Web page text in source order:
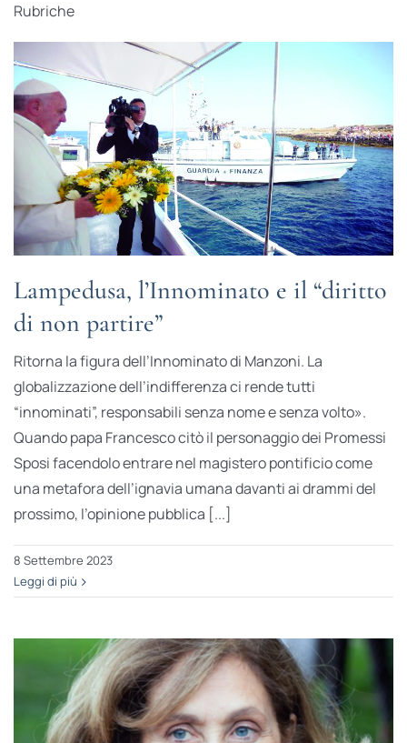
Rubriche
Lampedusa, l’Innominato e il “diritto
di non partire”
Ritorna la figura dell’Innominato di Manzoni. La
globalizzazione dell’indifferenza ci rende tutti
“innominati”, responsabili senza nome e senza volto».
Quando papa Francesco citò il personaggio dei Promessi
Sposi facendolo entrare nel magistero pontificio come
una metafora dell’ignavia umana davanti ai drammi del
prossimo, l’opinione pubblica [...]
8 Settembre 2023
Leggi di più